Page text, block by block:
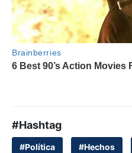
#Hashtag
#Política #Hechos